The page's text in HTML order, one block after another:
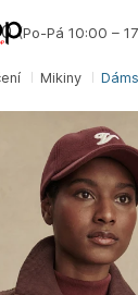
Mikiny
(Po-Pá 10:00 –